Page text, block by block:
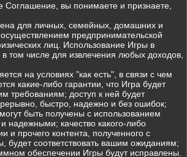
вы понимаете и признаете,
для личных, семейных, домашних и
предпринимательской
лиц. Использование Игры в
том числе для извлечения любых доходов,
на условиях "как есть", в связи с чем
какие-либо гарантии, что Игра будет
требованиям; доступ к ней будет
быстро, надежно и без ошибок;
быть получены с использованием
надежными; качество какого-либо
и прочего контента, полученного с
будет соответствовать вашим ожиданиям;
обеспечении Игры будут исправлены.